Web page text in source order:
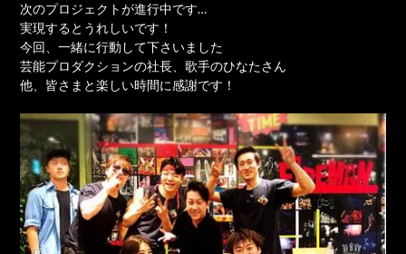
次のプロジェクトが進行中です…
実現するとうれしいです！
今回、一緒に行動して下さいました
芸能プロダクションの社長、歌手のひなたさん
他、皆さまと楽しい時間に感謝です！